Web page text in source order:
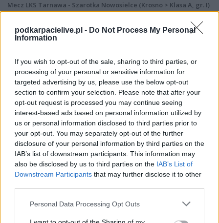
podkarpacielive.pl - Do Not Process My Personal
Information
If you wish to opt-out of the sale, sharing to third parties, or
processing of your personal or sensitive information for
targeted advertising by us, please use the below opt-out
section to confirm your selection. Please note that after your
opt-out request is processed you may continue seeing
interest-based ads based on personal information utilized by
us or personal information disclosed to third parties prior to
your opt-out. You may separately opt-out of the further
disclosure of your personal information by third parties on the
IAB’s list of downstream participants. This information may
also be disclosed by us to third parties on the IAB’s List of
Downstream Participants that may further disclose it to other
Please note that this website/app uses one or more Google
Personal Data Processing Opt Outs
Mecz LKS Tarnawa - Szarotka Nowosielce (Krosno > Klasa A, gr. I)
zostanie w ramach Krosno > Klasa A, gr. I (10. kolejki - Krosno > Klasa A,
gr. I).
bramek, kartki, składy, statystyki i informacje o przebiegu
spotkania. To kompletne źródło danych dla kibiców i pasjonatów
lokalnej piłki nożnej. Jeżeli aktualnie nie widzisz tutaj danych z pewnością
pracujemy nad tym żeby je uzupełnić.
Wynik meczu LKS Tarnawa vs Szarotka Nowosielce
Po zakończeniu spotkania automatycznie publikujemyoficjalny wynik
spotkania, a także dane meczowe, jeśli są dostępne.
Pełny harmonogram rozgrywek dostępny jest tutaj:Krosno > Klasa A,
gr. I - terminarz.
Informacje o składach i strzelcach
W miarę dostępności danych, publikujemyskłady wyjściowe,
aktualizujemy zależnie od poziomu ligi i dostępnych źródeł.
Śledź mecze swojej drużyny
Jeśli jesteś kibicem klubu LKS Tarnawa lub Szarotka Nowosielce - zaglądaj